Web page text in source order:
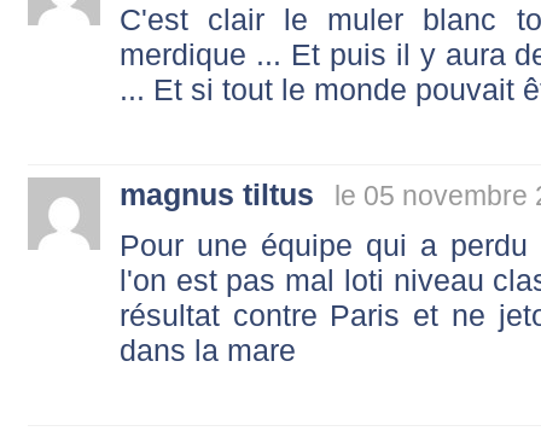
C'est clair le muler blanc
merdique ... Et puis il y aura
... Et si tout le monde pouvait
magnus tiltus le 05 novembre
Pour une équipe qui a
l'on est pas mal loti niveau
résultat contre Paris et ne
dans la mare